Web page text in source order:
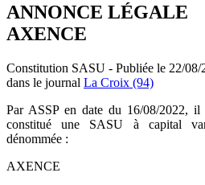
ANNONCE LÉGALE
AXENCE
Constitution SASU - Publiée le 22/08/
dans le journal La Croix (94)
Par ASSP en date du 16/08/2022, il
constitué une SASU à capital
dénommée :
AXENCE